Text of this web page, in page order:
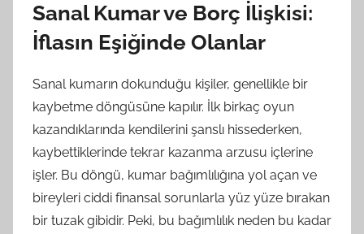
Sanal Kumar ve Borç İlişkisi:
İflasın Eşiğinde Olanlar
Sanal kumarın dokunduğu kişiler, genellikle bir
kaybetme döngüsüne kapılır. İlk birkaç oyun
kazandıklarında kendilerini şanslı hissederken,
kaybettiklerinde tekrar kazanma arzusu içlerine
işler. Bu döngü, kumar bağımlılığına yol açan ve
bireyleri ciddi finansal sorunlarla yüz yüze bırakan
bir tuzak gibidir. Peki, bu bağımlılık neden bu kadar